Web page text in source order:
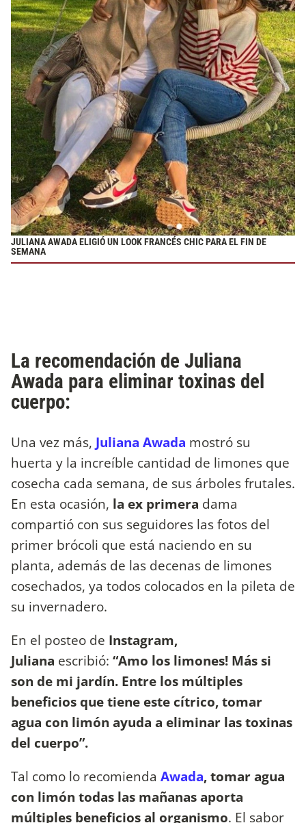
JULIANA AWADA ELIGIÓ UN LOOK FRANCÉS CHIC PARA EL FIN DE
SEMANA
La recomendación de Juliana
Awada para eliminar toxinas del
cuerpo:
Una vez más, Juliana Awada mostró su
huerta y la increíble cantidad de limones que
cosecha cada semana, de sus árboles frutales.
En esta ocasión, la ex primera dama
compartió con sus seguidores las fotos del
primer brócoli que está naciendo en su
planta, además de las decenas de limones
cosechados, ya todos colocados en la pileta de
su invernadero.
En el posteo de Instagram,
Juliana escribió: “Amo los limones! Más si
son de mi jardín. Entre los múltiples
beneficios que tiene este cítrico, tomar
agua con limón ayuda a eliminar las toxinas
del cuerpo”.
Tal como lo recomienda Awada,tomar agua
con limón todas las mañanas aporta
múltiples beneficios al organismo. El sabor